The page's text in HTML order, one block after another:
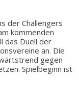
der Challengers
kommenden
das Duell der
an. Die
gegen
Spielbeginn ist